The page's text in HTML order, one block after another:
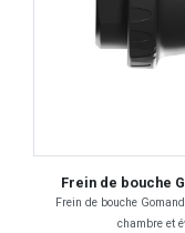
Frein de bouche
Frein de bouche
chambre et